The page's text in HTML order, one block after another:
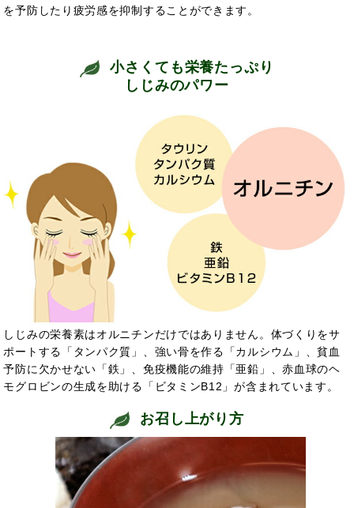
を予防したり疲労感を抑制することができます。
小さくても栄養たっぷり
しじみのパワー
しじみの栄養素はオルニチンだけではありません。体づくりをサ
ポートする「タンパク質」、強い骨を作る「カルシウム」、貧血
予防に欠かせない「鉄」、免疫機能の維持「亜鉛」、赤血球のヘ
モグロビンの生成を助ける「ビタミンB12」が含まれています。
お召し上がり方